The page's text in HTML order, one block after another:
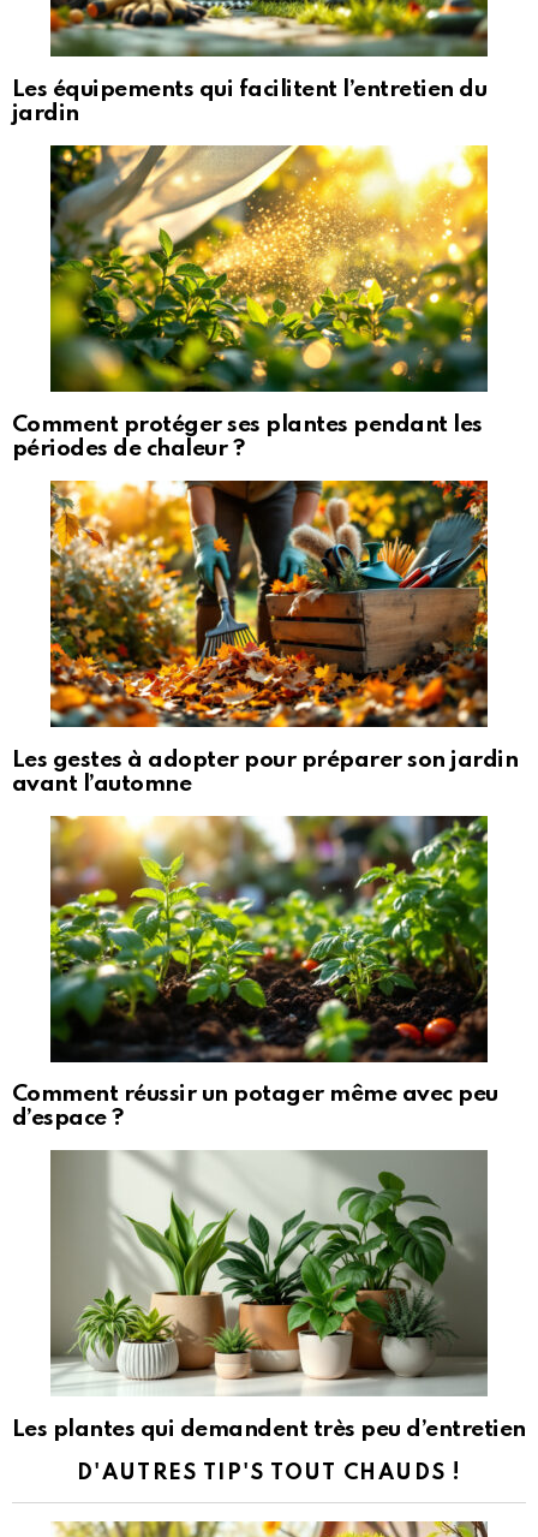
Les équipements qui facilitent l’entretien du
jardin
Comment protéger ses plantes pendant les
périodes de chaleur ?
Les gestes à adopter pour préparer son jardin
avant l’automne
Comment réussir un potager même avec peu
d’espace ?
Les plantes qui demandent très peu d’entretien
D'AUTRES TIP'S TOUT CHAUDS !